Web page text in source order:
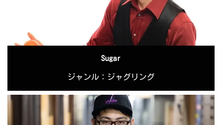
Sugar
ジャンル：ジャグリング